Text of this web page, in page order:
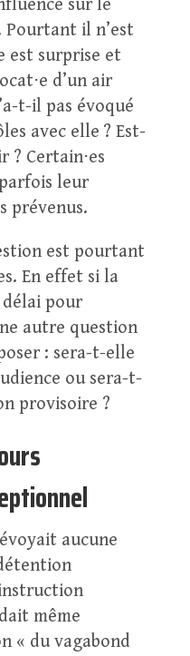
sur le
Pourtant il n’est
est surprise et
d’un air
t-il pas évoqué
avec elle ? Est-
Certain⋅es
leur
prévenus.
est pourtant
En effet si la
délai pour
autre question
: sera-t-elle
ou sera-t-
provisoire ?
aucune
même
« du vagabond